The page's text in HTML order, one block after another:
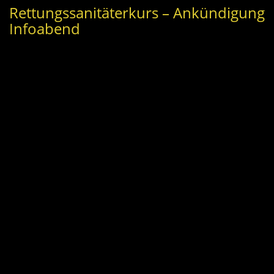
Rettungssanitäterkurs – Ankündigung
Infoabend